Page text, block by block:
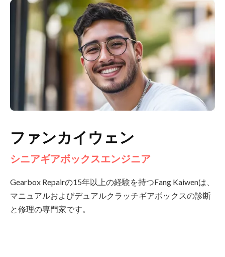
ファンカイウェン
シニアギアボックスエンジニア
Gearbox Repairの15年以上の経験を持つFang Kaiwenは、
マニュアルおよびデュアルクラッチギアボックスの診断
と修理の専門家です。